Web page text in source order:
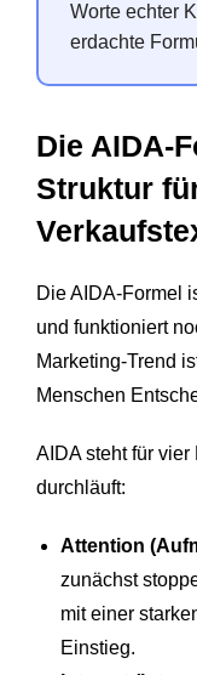
Worte echter
erdachte
Die AIDA-
Struktur
Die AIDA-Formel
und funktioniert
Marketing-Trend
Menschen
AIDA steht für
durchläuft:
Attention
zunächst
mit einer
Einstieg.